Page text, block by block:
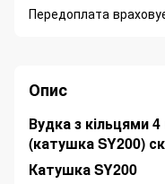
Передоплата
Опис
Вудка з кільцями
(катушка SY200)
Катушка SY200